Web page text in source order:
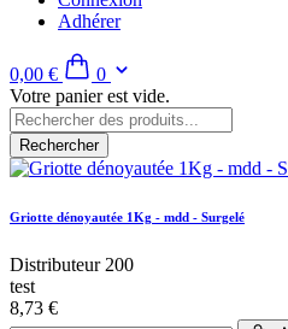
Adhérer
0,00 €
0
Votre panier est vide.
Rechercher
Griotte dénoyautée 1Kg - mdd - Surgelé
Distributeur 200
test
8,73 €